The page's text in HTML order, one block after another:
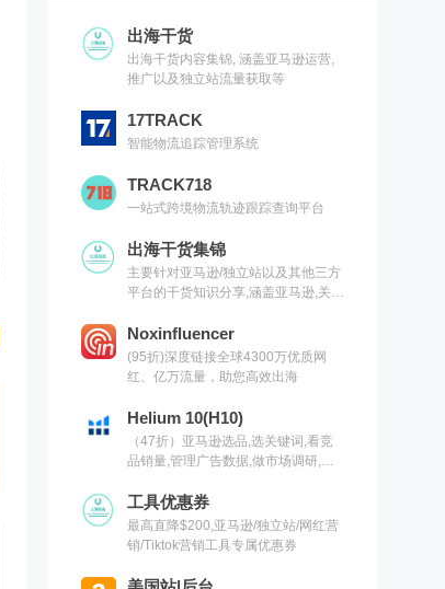
出海干货
出海干货内容集锦, 涵盖亚马逊运营,
推广以及独立站流量获取等
17TRACK
智能物流追踪管理系统
TRACK718
一站式跨境物流轨迹跟踪查询平台
出海干货集锦
主要针对亚马逊/独立站以及其他三方
平台的干货知识分享,涵盖亚马逊,关键
具以及出海干货集锦,欢迎关注
Noxinfluencer
(95折)深度链接全球4300万优质网
红、亿万流量，助您高效出海
Helium 10(H10)
（47折）亚马逊选品,选关键词,看竞
品销量,管理广告数据,做市场调研,有
工具优惠券
最高直降$200,亚马逊/独立站/网红营
销/Tiktok营销工具专属优惠券